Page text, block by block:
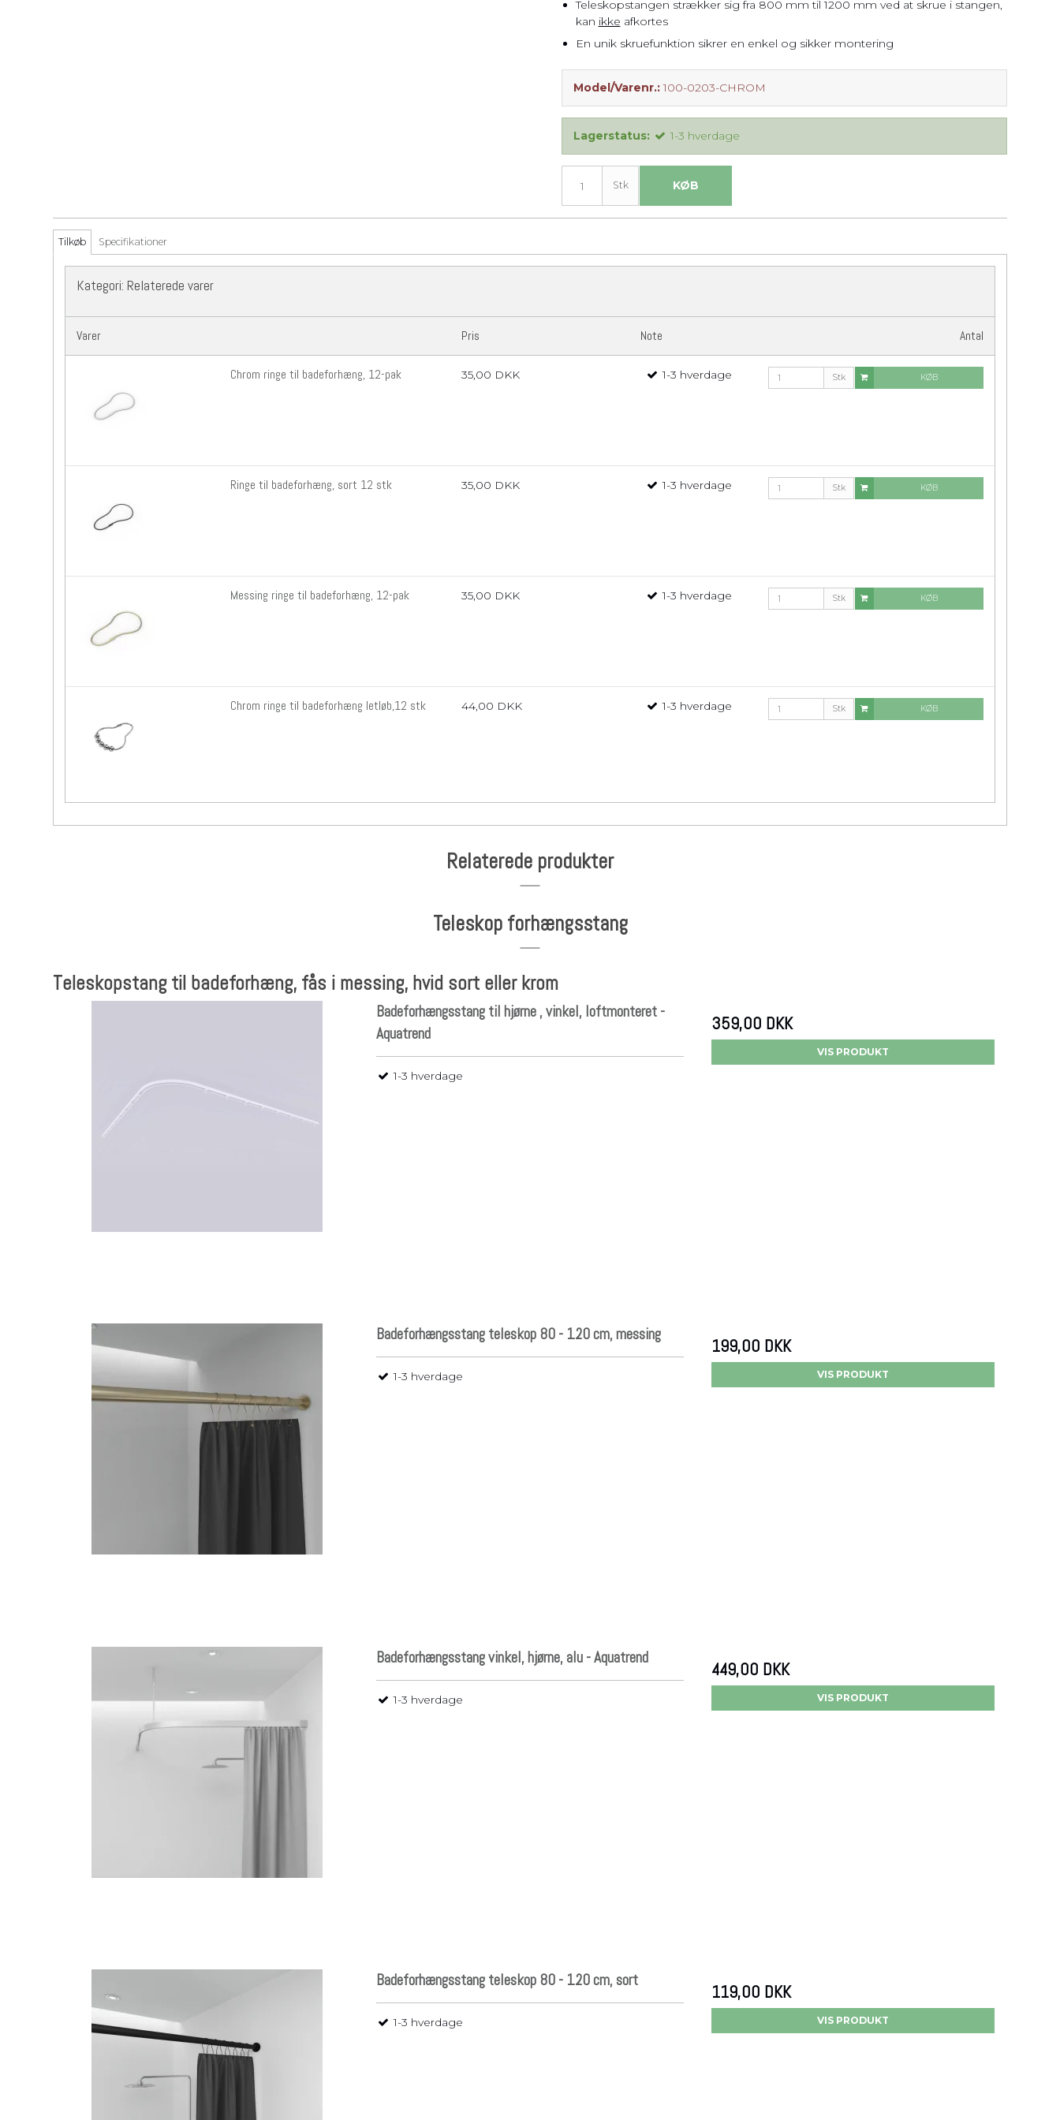
Teleskopstangen strækker sig fra 800 mm til 1200 mm ved at skrue i stangen,
kan ikke afkortes
En unik skruefunktion sikrer en enkel og sikker montering
Model/Varenr.: 100-0203-CHROM
Lagerstatus: 1-3 hverdage
Stk KØB
Tilkøb Specifikationer
Kategori: Relaterede varer
Varer Pris Note Antal
Chrom ringe til badeforhæng, 12-pak 35,00 DKK 1-3 hverdage Stk KØB
Ringe til badeforhæng, sort 12 stk 35,00 DKK 1-3 hverdage Stk KØB
Messing ringe til badeforhæng, 12-pak 35,00 DKK 1-3 hverdage Stk KØB
Chrom ringe til badeforhæng letløb,12 stk 44,00 DKK 1-3 hverdage Stk KØB
Relaterede produkter
Teleskop forhængsstang
Teleskopstang til badeforhæng, fås i messing, hvid sort eller krom
Badeforhængsstang til hjørne , vinkel, loftmonteret -
Aquatrend
1-3 hverdage
359,00 DKK
VIS PRODUKT
Badeforhængsstang teleskop 80 - 120 cm, messing
1-3 hverdage
199,00 DKK
VIS PRODUKT
Badeforhængsstang vinkel, hjørne, alu - Aquatrend
1-3 hverdage
449,00 DKK
VIS PRODUKT
Badeforhængsstang teleskop 80 - 120 cm, sort
1-3 hverdage
119,00 DKK
VIS PRODUKT